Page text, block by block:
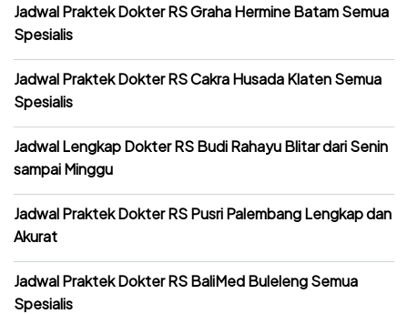
Jadwal Praktek Dokter RS Graha Hermine Batam Semua
Spesialis
Jadwal Praktek Dokter RS Cakra Husada Klaten Semua
Spesialis
Jadwal Lengkap Dokter RS Budi Rahayu Blitar dari Senin
sampai Minggu
Jadwal Praktek Dokter RS Pusri Palembang Lengkap dan
Akurat
Jadwal Praktek Dokter RS BaliMed Buleleng Semua
Spesialis